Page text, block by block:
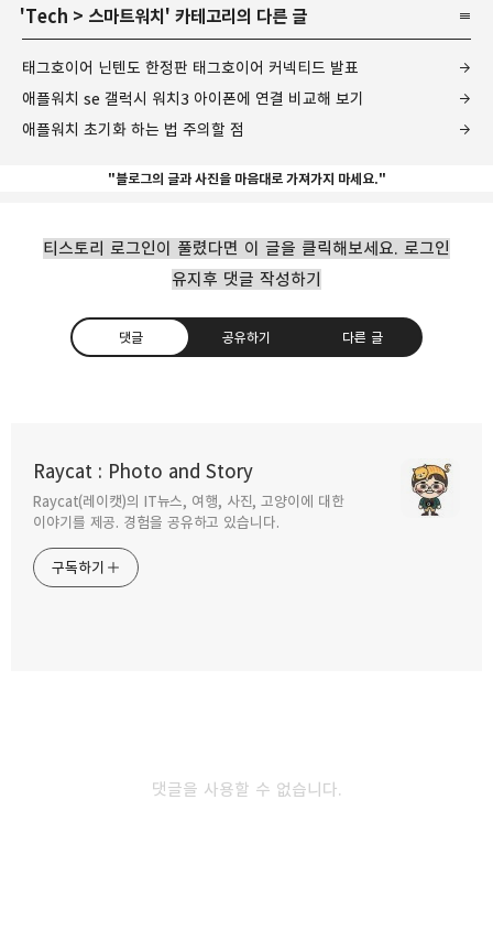
'Tech > 스마트워치' 카테고리의 다른 글
태그호이어 닌텐도 한정판 태그호이어 커넥티드 발표
애플워치 se 갤럭시 워치3 아이폰에 연결 비교해 보기
애플워치 초기화 하는 법 주의할 점
"블로그의 글과 사진을 마음대로 가져가지 마세요."
티스토리 로그인이 풀렸다면 이 글을 클릭해보세요. 로그인
유지후 댓글 작성하기
댓글 공유하기 다른 글
Raycat : Photo and Story
Raycat(레이캣)의 IT뉴스, 여행, 사진, 고양이에 대한
이야기를 제공. 경험을 공유하고 있습니다.
구독하기
댓글을 사용할 수 없습니다.
구독하기 카카오톡
2021.07.26
태그호이어 닌텐도 한정판 태그호이어 커넥티드
발표